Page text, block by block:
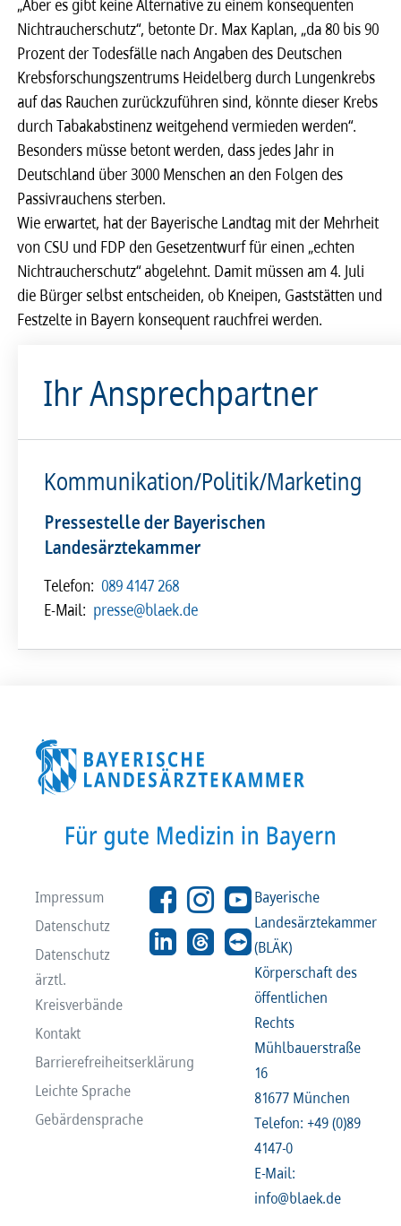
„Aber es gibt keine Alternative zu einem konsequenten
Nichtraucherschutz“, betonte Dr. Max Kaplan, „da 80 bis 90
Prozent der Todesfälle nach Angaben des Deutschen
Krebsforschungszentrums Heidelberg durch Lungenkrebs
auf das Rauchen zurückzuführen sind, könnte dieser Krebs
durch Tabakabstinenz weitgehend vermieden werden“.
Besonders müsse betont werden, dass jedes Jahr in
Deutschland über 3000 Menschen an den Folgen des
Passivrauchens sterben.
Wie erwartet, hat der Bayerische Landtag mit der Mehrheit
von CSU und FDP den Gesetzentwurf für einen „echten
Nichtraucherschutz“ abgelehnt. Damit müssen am 4. Juli
die Bürger selbst entscheiden, ob Kneipen, Gaststätten und
Festzelte in Bayern konsequent rauchfrei werden.
Ihr Ansprechpartner
Kommunikation/Politik/Marketing
Pressestelle der Bayerischen
Landesärztekammer
Telefon: 089 4147 268
E-Mail: presse@blaek.de
Impressum
Datenschutz
Datenschutz
ärztl.
Kreisverbände
Kontakt
Barrierefreiheitserklärung
Leichte Sprache
Gebärdensprache
Bayerische
Landesärztekammer
(BLÄK)
Körperschaft des
öffentlichen
Rechts
Mühlbauerstraße
16
81677 München
Telefon: +49 (0)89
4147-0
E-Mail:
info@blaek.de